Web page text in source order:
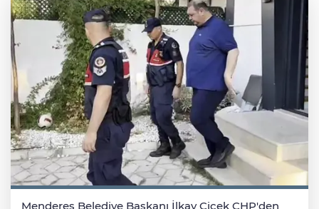
Menderes Belediye Başkanı İlkay Çiçek CHP'den